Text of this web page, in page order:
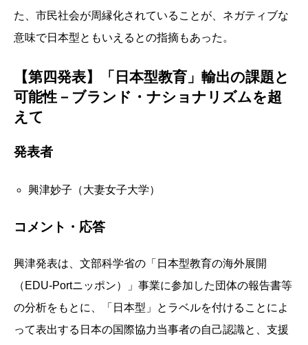
た、市民社会が周縁化されていることが、ネガティブな
意味で日本型ともいえるとの指摘もあった。
【第四発表】「日本型教育」輸出の課題と
可能性－ブランド・ナショナリズムを超
えて
発表者
興津妙子（大妻女子大学）
コメント・応答
興津発表は、文部科学省の「日本型教育の海外展開
（EDU-Portニッポン）」事業に参加した団体の報告書等
の分析をもとに、「日本型」とラベルを付けることによ
って表出する日本の国際協力当事者の自己認識と、支援